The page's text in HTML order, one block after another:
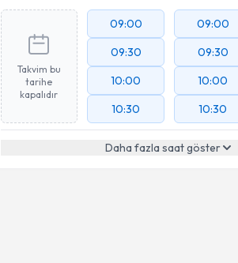
Takvim bu
tarihe
kapalıdır
09:00
09:30
10:00
10:30
09:00
09:30
10:00
10:30
Daha fazla saat göster